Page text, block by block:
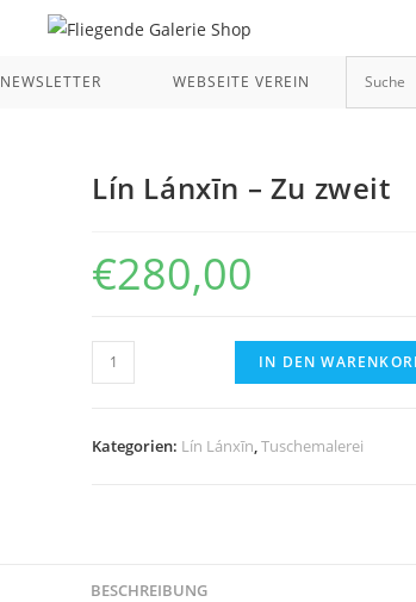
NEWSLETTER WEBSEITE VEREIN
Lín Lánxīn – Zu zweit
€280,00
Lín
Lánxīn
Zu
IN DEN
Kategorien: Lín Lánxīn,Tuschemalerei
BESCHREIBUNG